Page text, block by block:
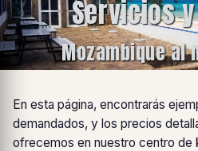
Servicios
Mozambique al
En esta página, encontrarás
demandados, y los precios
ofrecemos en nuestro centro de